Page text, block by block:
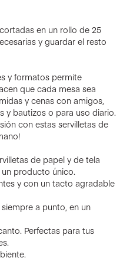
en un rollo de 25
y guardar el resto
y formatos permite
que cada mesa sea
y cenas con amigos,
y bautizos o para uso diario.
con estas servilletas de
de papel y de tela
producto único.
y con un tacto agradable
a punto, en un
Perfectas para tus